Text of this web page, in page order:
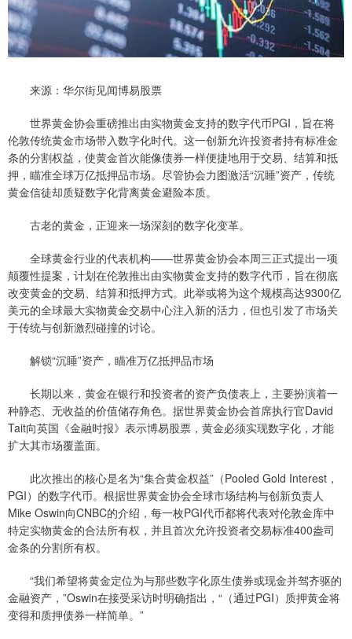
来源：华尔街见闻博易股票
世界黄金协会重磅推出由实物黄金支持的数字代币PGI，旨在将
伦敦传统黄金市场带入数字化时代。这一创新允许投资者持有标准金
条的分割权益，使黄金首次能像债券一样便捷地用于交易、结算和抵
押，瞄准全球万亿抵押品市场。尽管协会力图激活“沉睡”资产，传统
黄金信徒却质疑数字化背离黄金避险本质。
古老的黄金，正迎来一场深刻的数字化变革。
全球黄金行业的代表机构——世界黄金协会本周三正式提出一项
颠覆性提案，计划在伦敦推出由实物黄金支持的数字代币，旨在彻底
改变黄金的交易、结算和抵押方式。此举或将为这个规模高达9300亿
美元的全球最大实物黄金交易中心注入新的活力，但也引发了市场关
于传统与创新激烈碰撞的讨论。
解锁“沉睡”资产，瞄准万亿抵押品市场
长期以来，黄金在银行和投资者的资产负债表上，主要扮演着一
种静态、无收益的价值储存角色。据世界黄金协会首席执行官David
Tait向英国《金融时报》表示博易股票，黄金必须实现数字化，才能
扩大其市场覆盖面。
此次推出的核心是名为“集合黄金权益”（Pooled Gold Interest，
PGI）的数字代币。根据世界黄金协会全球市场结构与创新负责人
Mike Oswin向CNBC的介绍，每一枚PGI代币都将代表对伦敦金库中
特定实物黄金的合法所有权，并且首次允许投资者交易标准400盎司
金条的分割所有权。
“我们希望将黄金定位为与那些数字化原生债券或现金并驾齐驱的
金融资产，”Oswin在接受采访时明确指出，“（通过PGI）质押黄金将
变得和质押债券一样简单。”